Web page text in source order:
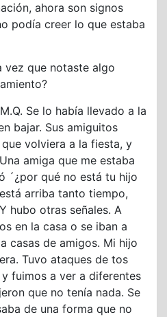
ahora son signos
podía creer lo que estaba
vez que notaste algo
Se lo había llevado a la
bajar. Sus amiguitos
volviera a la fiesta, y
amiga que me estaba
´¿por qué no está tu hijo
arriba tanto tiempo,
hubo otras señales. A
en la casa o se iban a
casas de amigos. Mi hijo
Tuvo ataques de tos
fuimos a ver a diferentes
que no tenía nada. Se
de una forma que no